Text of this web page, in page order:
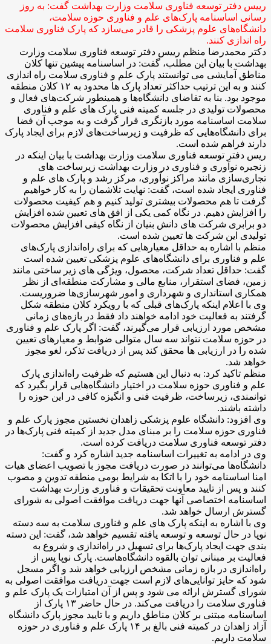
رییس دفتر توسعه فناوری سلامت وزارت بهداشت گفت: به روز
رسانی اساسنامه پارک‌های علم و فناوری حوزه سلامت،
دانشگاه‌های علوم پزشکی را قادر می‌سازد که پارک فناوری سلامت
راه اندازی کنند.
دکتر محمدرضا منظم رییس دفتر توسعه فناوری سلامت وزارت
بهداشت با بیان این مطلب، گفت: در اساسنامه پیشین تنها کلان
مناطق آمایشی می توانستند پارک علم و فناوری سلامت راه اندازی
کنند و به این ترتیب حداکثر تعداد پارک ها محدود به ۱۲ کلان منطقه
موجود بود. بنا به تقاضای دانشگاه‌ها و همینطور شرکت‌های فعال و
محصولات تولیدی در جلسه کمیته فنی پارک های علم و فناوری
سلامت اساسنامه مورد بازنگری قرار گرفت و به موجب آن فضا
برای دانشگاه‌هایی که ظرفیت و زیرساخت‌های لازم برای ایجاد پارک
دارند فراهم شده است.
ریس دفتر توسعه فناوری سلامت وزارت بهداشت با بیان اینکه در
زنجیره نوآوری و فناوری در وزارت بهداشت زیرساخت های
تجاری‌سازی مانند مراکز نوآوری، مرکز رشد و پارک های علم و
فناوری ایجاد شده است، گفت: نهایت تلاشمان را به کار خواهیم
گرفت تا هم محصولات بیشتری تولید کنیم و هم کیفیت محصولات
را افزایش دهیم. در نگاه کمی یکی از افق های تعیین شده افزایش
دو برابری شرکت های دانش بنیان از نگاه کیفی افزایش محصولات
تولیدی این شرکت ها تعیین شده است.
منظم با اشاره به حداقل معیارهایی که برای راه‌اندازی پارک‌های
علم و فناوری برای دانشگاه‌های علوم پزشکی تعیین شده است
گفت: حداقل تعداد شرکت، محصول، ویژگی های زیر ساختی مانند
زمین، فضای استقرار، منابع مالی و مشارکت منطقه‌ای از نظر
همکاری استانداری و شهرداری و امور شهرسازی‌ها ضروریست.
وی با اعلام اینکه پارک‌های قبلی که با رویکرد کلان منطقه شکل
گرفتند به فعالیت خود ادامه خواهند داد فقط در بازه‌های زمانی
مشخص مورد ارزیابی قرار می‌گیرند، گفت: اگر پارک علم و فناوری
در حوزه سلامت نتواند سه سال متوالی ضوابط و معیارهای تعیین
شده را در ارزیابی ها محقق کند پس از دریافت تذکر، لغو مجوز
خواهد شد.
منظم تاکید کرد: به دنبال این هستیم که ظرفیت راه‌اندازی پارک
علم و فناوری حوزه سلامت در اختیار دانشگاه‌هایی قرار بگیرد که
توانمندی، زیرساخت، ظرفیت فنی و انگیزه کافی در این حوزه را
داشته باشند.
وی افزود: دانشگاه علوم پزشکی زاهدان نخستین مجوز پارک علم و
فناوری حوزه سلامت را بر مبنای مدل جدید از کمیته فنی پارک‌ها در
دفتر توسعه فناوری سلامت دریافت کرده است.
وی در ادامه به تغییرات اساسنامه جدید اشاره کرد و گفت:
دانشگاه‌ها می‌توانند در صورت دریافت مجوز با تصویب اعضای هیات
امنا اساسنامه خود را با اتکا به شرایط بومی منطقه تدوین و مصوب
کنند و پس از تایید معاونت تحقیقات و فناوری وزارت بهداشت
اساسنامه اختصاصی آنها جهت دریافت موافقت اصولی به شورای
گسترش ارسال خواهد شد.
وی با اشاره به اینکه پارک های علم و فناوری سلامت به سه دسته
نوپا در حال توسعه و توسعه یافته تقسیم خواهد شد، گفت: این دسته
بندی جهت ایجاد پارک‌ها برای تسهیل در راه‌اندازی و شروع به
فعالیت بر مبنانی توان بالقوه دانشگاه‌هاست. پارک نوپا پس از
راه‌اندازی در بازه زمانی مشخص ارزیابی‌ خواهد شد و اگر مسجل
شود که حایز توانایی‌های لازم است جهت دریافت موافقت اصولی به
شورای گسترش ارائه می شود و پس از آن امتیازات یک پارک علم و
فناوری سلامت را دریافت می‌کند. در حال حاضر ۱۳ پارک از
اساسنامه مبتنی بر کلان مناطق داریم و با تایید مجوز پارک دانشگاه
آزاد زاهدان در کمیته فنی بالغ بر ۱۴ پارک علم و فناوری در حوزه
سلامت داریم.